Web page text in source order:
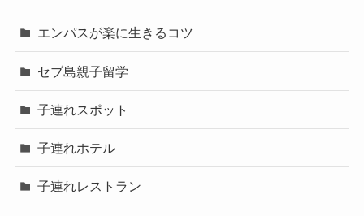
エンパスが楽に生きるコツ
セブ島親子留学
子連れスポット
子連れホテル
子連れレストラン